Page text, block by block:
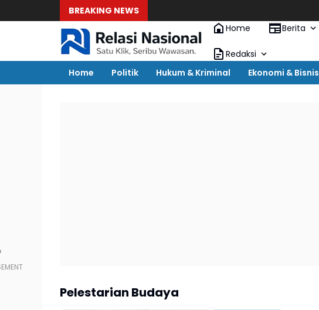
BREAKING NEWS
Home
Berita
Redaksi
Home
Politik Hukum & Kriminal Ekonomi & Bisnis
Pelestarian Budaya